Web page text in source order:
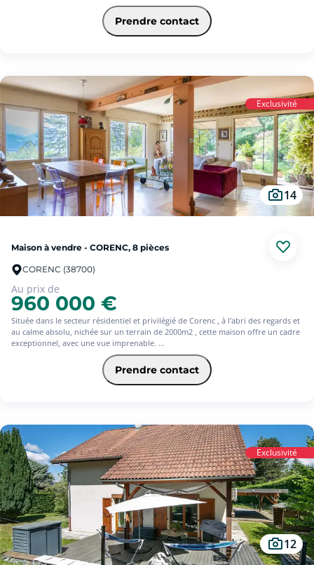
Se compose en rez-de-chaussée d'une grande et lumineuse pièce de vie séjour
avec cheminée insert, ouvrant sur un balcon et terrasse, salle à manger, cuisine
ouverte et arrière cuisine. A ce même niveau, deux chambres, une salle d'eau et
Double vitrage bois. Chauffage électrique et cheminée insert. Possibilité
d'installer une PAC réversible.
En complément, carport et une cave en sous-sol.
Centre bourg de Saint Martin d'Uriage, à proximité immédiate des commerces,
transports et écoles.
Visitez en exclusivité avec SQUARE HABITAT Uriage, Charles Hayat 06 67 96 12 43
Prendre contact
Exclusivité
14
Maison à vendre - CORENC, 8 pièces
CORENC (38700)
Au prix de
960 000 €
Située dans le secteur résidentiel et privilégié de Corenc , à l'abri des regards et
au calme absolu, nichée sur un terrain de 2000m2 , cette maison offre un cadre
exceptionnel, avec une vue imprenable.
La maison dispose d'équipements modernes ( pompe à chaleur air eau,
panneaux photovoltaiques, et chauffe eau solaire ). Composée d'une vaste et
lumineuse pièce de vie agrémentée d'un insert, accès direct au jardin, cuisine
indépendante haut de gamme, 5 chambres, un bureau, 2 salle de bains, 3 wc,
Prendre contact
Exclusivité
12